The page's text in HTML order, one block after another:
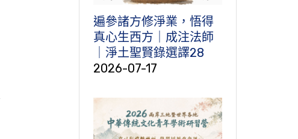
遍參諸方修淨業，悟得
真心生西方｜成注法師
｜淨土聖賢錄選譯28
2026-07-17